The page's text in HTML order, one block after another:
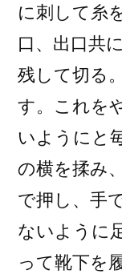
に刺して糸
口、出口共
残して切る
す。これを
いようにと
の横を揉み
で押し、手
ないように
って靴下を